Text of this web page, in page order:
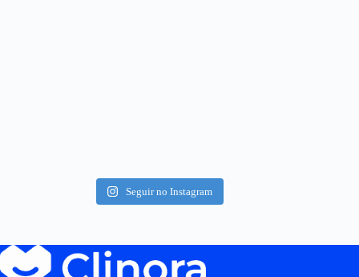
Seguir no Instagram